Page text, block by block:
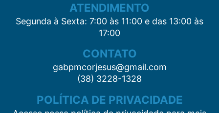
ATENDIMENTO
Segunda à Sexta: 7:00 às 11:00 e das 13:00 às
17:00
CONTATO
gabpmcorjesus@gmail.com
(38) 3228-1328
POLÍTICA DE PRIVACIDADE